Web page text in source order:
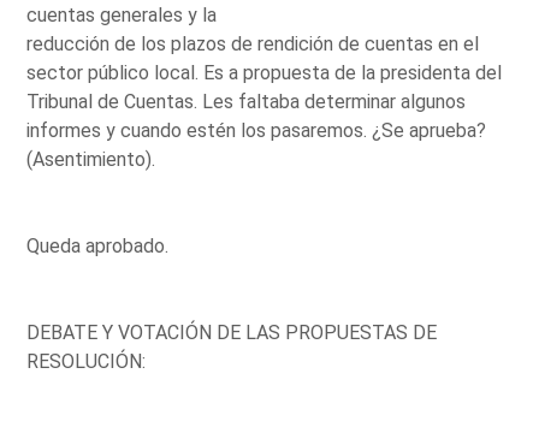
cuentas generales y la
reducción de los plazos de rendición de cuentas en el
sector público local. Es a propuesta de la presidenta del
Tribunal de Cuentas. Les faltaba determinar algunos
informes y cuando estén los pasaremos. ¿Se aprueba?
(Asentimiento).
Queda aprobado.
DEBATE Y VOTACIÓN DE LAS PROPUESTAS DE
RESOLUCIÓN: